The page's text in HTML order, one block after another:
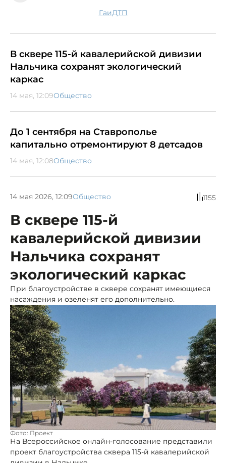
гаи ДТП
В сквере 115-й кавалерийской дивизии
Нальчика сохранят экологический
каркас
14 мая, 12:09Общество
До 1 сентября на Ставрополье
капитально отремонтируют 8 детсадов
14 мая, 12:08Общество
14 мая 2026, 12:09Общество 1155
В сквере 115-й
кавалерийской дивизии
Нальчика сохранят
экологический каркас
При благоустройстве в сквере сохранят имеющиеся
насаждения и озеленят его дополнительно.
Фото: Проект
На Всероссийское онлайн-голосование представили
проект благоустройства сквера 115-й кавалерийской